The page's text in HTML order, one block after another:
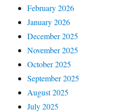
February 2026
January 2026
December 2025
November 2025
October 2025
September 2025
August 2025
July 2025